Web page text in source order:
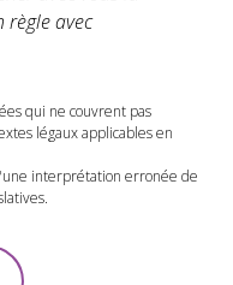
règle avec
qui ne couvrent pas
légaux applicables en
interprétation erronée de